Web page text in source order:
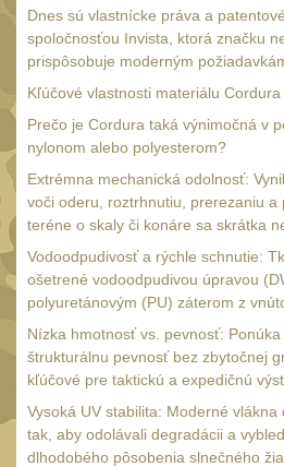
AK479
.22
.243 .260 (6.5mm) 7
.270 .280 (7mm)
.30 .308 (7.62mm)11
12GA, 20GA 10
.40 .41 6
.44 .456
.357 .38 (9mm)
19116
SVIETIDLÁ(89)
Dnes sú vlastnícke práva a
spoločnosťou Invista, ktorá značku
prispôsobuje moderným
Kľúčové vlastnosti materiálu Cordura
Prečo je Cordura taká výnimočná v
nylonom alebo polyesterom?
Extrémna mechanická odolnosť:
voči oderu, roztrhnutiu, prerezaniu a
teréne o skaly či konáre sa skrátka
Vodoodpudivosť a rýchle schnutie:
ošetrené vodoodpudivou úpravou
polyuretánovým (PU) záterom z
Nízka hmotnosť vs. pevnosť:
štrukturálnu pevnosť bez zbytočnej
kľúčové pre taktickú a expedičnú
Vysoká UV stabilita: Moderné
tak, aby odolávali degradácii a
dlhodobého pôsobenia slnečného